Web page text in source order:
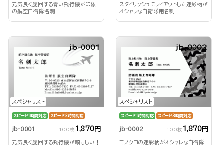
元気良く旋回する青い飛行機が印象
の航空自衛隊名刺
スタイリッシュにレイアウトした迷彩柄が
オシャレな自衛隊用名刺
スペシャリスト
jb-0001
スピード1時間対応 スピード3時間対応
jb-0001 100枚 1,870円
元気良く旋回する飛行機が頼もしい！
スペシャリスト
jb-0002
スピード1時間対応 スピード3時間対応
jb-0002 100枚 1,870円
モノクロの迷彩柄がオシャレな自衛隊